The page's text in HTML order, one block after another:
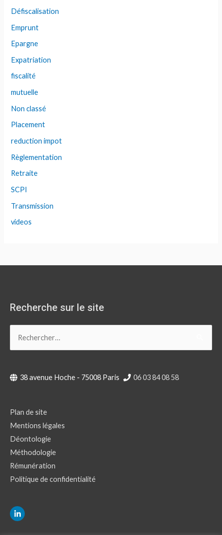
Défiscalisation
Emprunt
Epargne
Expatriation
fiscalité
mutuelle
Non classé
Placement
reduction impot
Règlementation
Retraite
SCPI
Transmission
videos
Recherche sur le site
38 avenue Hoche - 75008 Paris 06 03 84 08 58
Plan de site
Mentions légales
Déontologie
Méthodologie
Rémunération
Politique de confidentialité